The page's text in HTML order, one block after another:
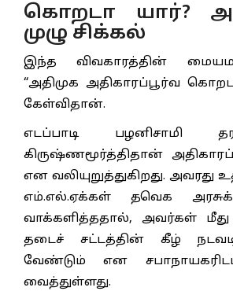
கொறடா யார்?
முழு சிக்கல்
இந்த விவகாரத்தின்
“அதிமுக அதிகாரப்பூர்வ
கேள்விதான்.
எடப்பாடி பழனிசாமி
கிருஷ்ணமூர்த்திதான்
என வலியுறுத்துகிறது. அவரது
எம்.எல்.ஏக்கள் தவெக
வாக்களித்ததால், அவர்கள்
தடைச் சட்டத்தின் கீழ்
வேண்டும் என
வைத்துள்ளது.